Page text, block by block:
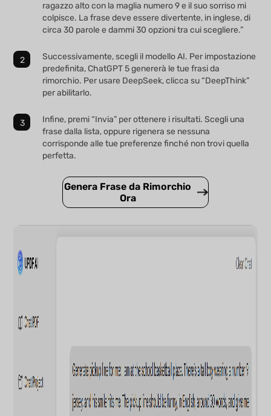
ragazzo alto con la maglia numero 9 e il suo sorriso mi
colpisce. La frase deve essere divertente, in inglese, di
circa 30 parole e dammi 30 opzioni tra cui scegliere.”
Successivamente, scegli il modello AI. Per impostazione
predefinita, ChatGPT 5 genererà le tue frasi da
rimorchio. Per usare DeepSeek, clicca su “DeepThink”
per abilitarlo.
Infine, premi “Invia” per ottenere i risultati. Scegli una
frase dalla lista, oppure rigenera se nessuna
corrisponde alle tue preferenze finché non trovi quella
perfetta.
Genera Frase da Rimorchio
Ora